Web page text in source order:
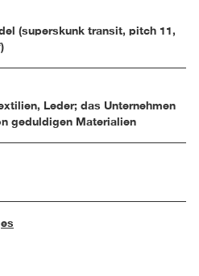
(superskunk transit, pitch 11,
Leder; das Unternehmen
geduldigen Materialien